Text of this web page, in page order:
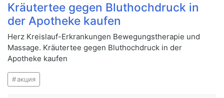
Kräutertee gegen Bluthochdruck in
der Apotheke kaufen
Herz Kreislauf-Erkrankungen Bewegungstherapie und
Massage. Kräutertee gegen Bluthochdruck in der
Apotheke kaufen
акция